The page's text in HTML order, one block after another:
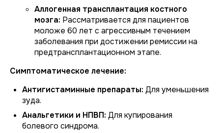
Аллогенная трансплантация костного
мозга: Рассматривается для пациентов
моложе 60 лет с агрессивным течением
заболевания при достижении ремиссии на
предтрансплантационном этапе.
Симптоматическое лечение:
Антигистаминные препараты: Для уменьшения
зуда.
Анальгетики и НПВП: Для купирования
болевого синдрома.